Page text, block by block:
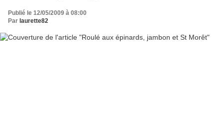
Publié le 12/05/2009 à 08:00
Par laurette82